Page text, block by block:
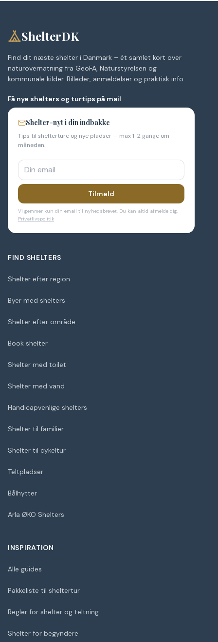
ShelterDK
Find dit næste shelter i Danmark – ét samlet kort over
naturovernatning fra GeoFA, Naturstyrelsen og
kommunale kilder. Billeder, anmeldelser og praktisk info.
Få nye shelters og turtips på mail
Shelter-nyt i din indbakke
Tips til shelterture og nye pladser — max 1-2 gange om
måneden.
Tilmeld
Vi gemmer kun din email til nyhedsbrevet. Du kan altid afmelde dig.
Privatlivspolitik
FIND SHELTERS
Shelter efter region
Byer med shelters
Shelter efter område
Book shelter
Shelter med toilet
Shelter med vand
Handicapvenlige shelters
Shelter til familier
Shelter til cykeltur
Teltpladser
Bålhytter
Arla ØKO Shelters
INSPIRATION
Alle guides
Pakkeliste til sheltertur
Regler for shelter og teltning
Shelter for begyndere